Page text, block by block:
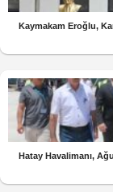
Kaymakam Eroğlu,
Hatay Havalimanı,